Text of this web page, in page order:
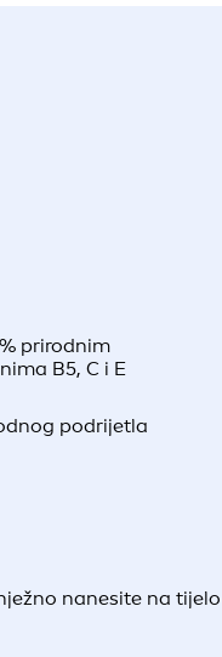
prirodnim
B5, C i E
podrijetla
nanesite na tijelo